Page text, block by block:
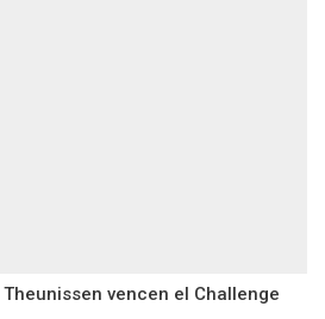
vencen el Challenge